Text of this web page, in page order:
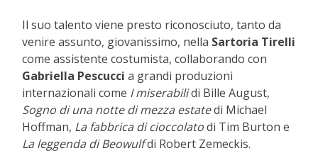
Il suo talento viene presto riconosciuto, tanto da
venire assunto, giovanissimo, nella Sartoria Tirelli
come assistente costumista, collaborando con
Gabriella Pescucci a grandi produzioni
internazionali come I miserabilidi Bille August,
Sogno di una notte di mezza estatedi Michael
Hoffman, La fabbrica di cioccolatodi Tim Burton e
La leggenda di Beowulfdi Robert Zemeckis.